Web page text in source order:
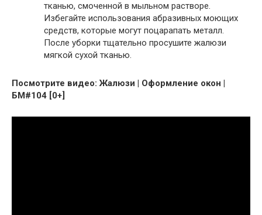
тканью, смоченной в мыльном растворе.
Избегайте использования абразивных моющих
средств, которые могут поцарапать металл.
После уборки тщательно просушите жалюзи
мягкой сухой тканью.
Посмотрите видео: Жалюзи | Оформление окон |
БМ#104 [0+]